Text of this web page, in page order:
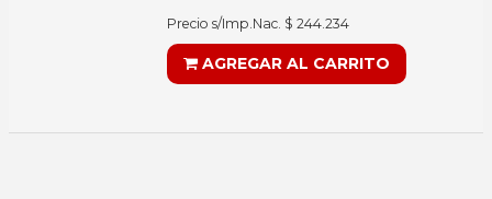
Precio s/Imp.Nac. $ 244.234
AGREGAR AL CARRITO